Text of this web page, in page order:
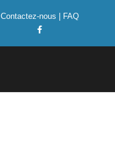
Contactez-nous FAQ